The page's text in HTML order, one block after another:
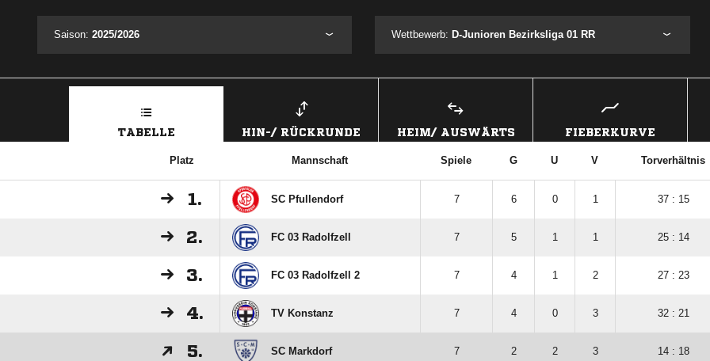
Saison: 2025/2026 Wettbewerb: D-Junioren Bezirksliga 01 RR
TABELLE HIN-/ RÜCKRUNDE HEIM/ AUSWÄRTS FIEBERKURVE
Platz Mannschaft Spiele G U V Torverhältnis
1. SC Pfullendorf 7 6 0 1 37 : 15
2. FC 03 Radolfzell 7 5 1 1 25 : 14
3. FC 03 Radolfzell 2 7 4 1 2 27 : 23
4. TV Konstanz 7 4 0 3 32 : 21
5. SC Markdorf 7 2 2 3 14 : 18